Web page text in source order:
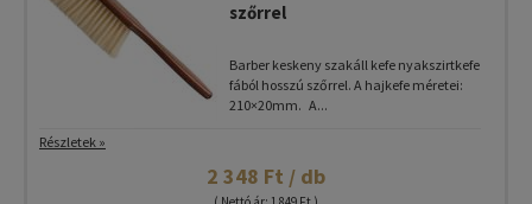
szőrrel
Barber keskeny szakáll kefe nyakszirtkefe
fából hosszú szőrrel. A hajkefe méretei:
210×20mm. A...
Részletek »
2 348 Ft / db